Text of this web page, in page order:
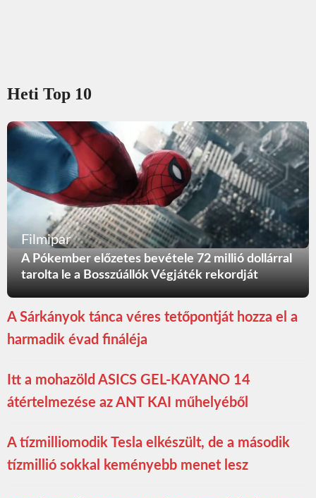
Heti Top 10
Filmipar
A Pókember előzetes bevétele 72 millió dollárral
tarolta le a Bosszúállók Végjáték rekordját
A Sárkányok tánca véres tetőpontját hozza el a
harmadik évad fináléja
Itt a mohazöld ASICS GEL-KAYANO 14
átértelmezése az ANT KAI műhelyéből
A tízmilliomodik Tesla elkészült, de a második
tízmillió sokkal keményebb menet lesz